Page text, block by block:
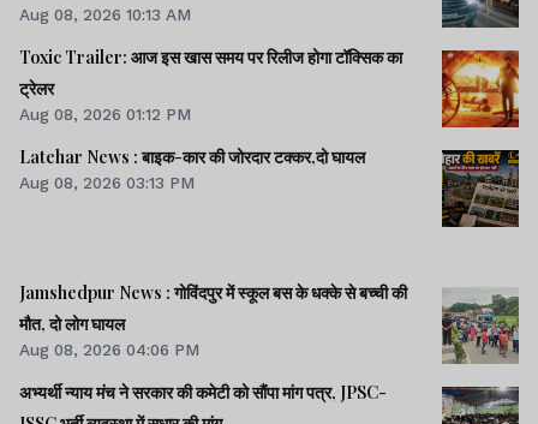
Aug 08, 2026 10:13 AM
Toxic Trailer: आज इस खास समय पर रिलीज होगा टॉक्सिक का
ट्रेलर
Aug 08, 2026 01:12 PM
Latehar News : बाइक-कार की जोरदार टक्‍कर,दो घायल
Aug 08, 2026 03:13 PM
Jamshedpur News : गोविंदपुर में स्कूल बस के धक्के से बच्ची की
मौत, दो लोग घायल
Aug 08, 2026 04:06 PM
अभ्यर्थी न्याय मंच ने सरकार की कमेटी को सौंपा मांग पत्र, JPSC-